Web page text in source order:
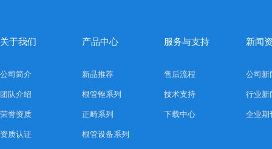
关于我们
公司简介
团队介绍
荣誉资质
资质认证
产品中心
新品推荐
根管锉系列
正畸系列
根管设备系列
服务与支持
售后流程
技术支持
下载中心
新闻
公司新
行业新
企业期